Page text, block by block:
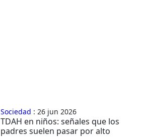
Sociedad : 26 jun 2026
TDAH en niños: señales que los
padres suelen pasar por alto